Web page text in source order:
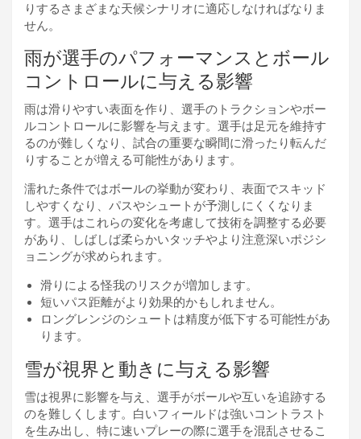
りするさまざまな天候シナリオに適応しなければなりま
せん。
雨が選手のパフォーマンスとボール
コントロールに与える影響
雨は滑りやすい表面を作り、選手のトラクションやボー
ルコントロールに影響を与えます。選手は足元を維持す
るのが難しくなり、試合の重要な瞬間に滑ったり転んだ
りすることが増える可能性があります。
濡れた条件ではボールの挙動が変わり、表面でスキッド
しやすくなり、パスやシュートが予測しにくくなりま
す。選手はこれらの変化を考慮して技術を調整する必要
があり、しばしば柔らかいタッチやより注意深いポジシ
ョニングが求められます。
滑りによる怪我のリスクが増加します。
短いパス距離がより効果的かもしれません。
ロングレンジのシュートは精度が低下する可能性があ
ります。
雪が視界と動きに与える影響
雪は視界に影響を与え、選手がボールや互いを追跡する
のを難しくします。白いフィールドは強いコントラスト
を生み出し、特に速いプレーの際に選手を混乱させるこ